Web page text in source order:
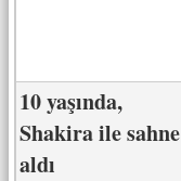
10 yaşında,
Shakira ile sahne
aldı